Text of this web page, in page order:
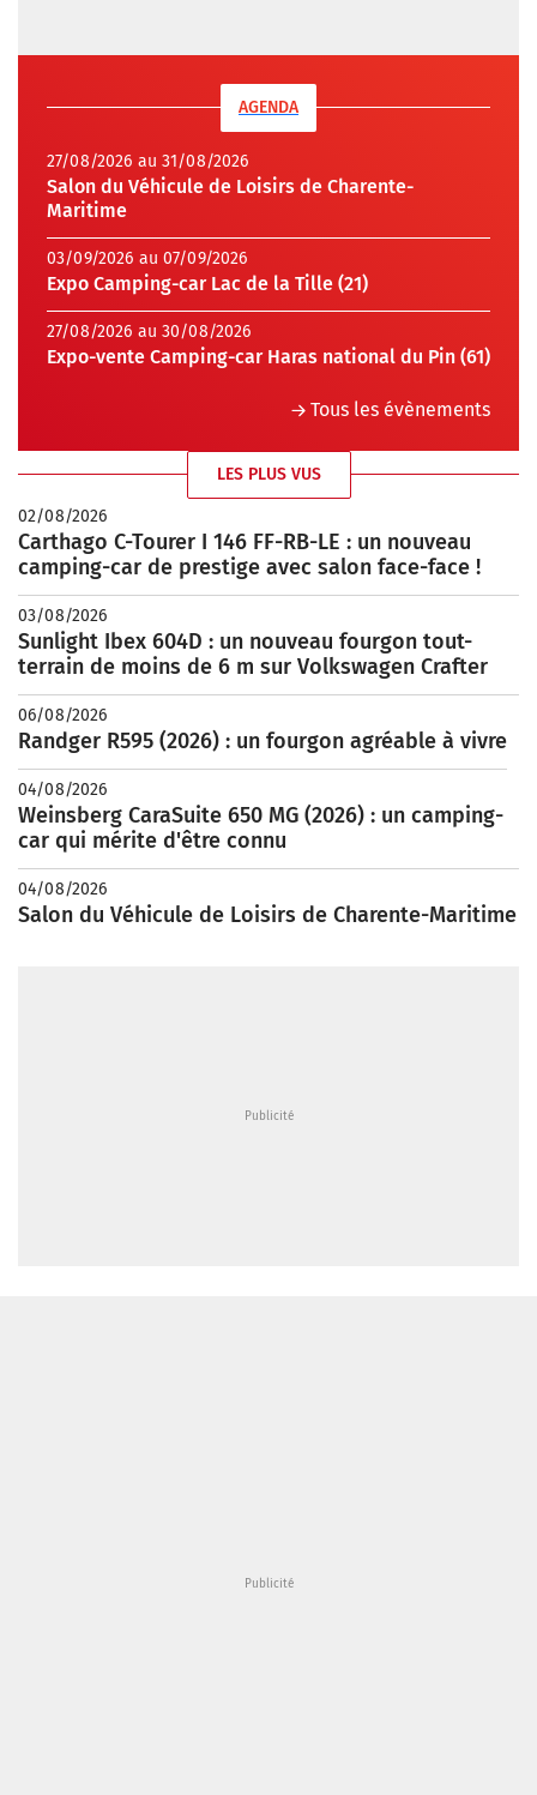
AGENDA
27/08/2026 au 31/08/2026
Salon du Véhicule de Loisirs de Charente-
Maritime
03/09/2026 au 07/09/2026
Expo Camping-car Lac de la Tille (21)
27/08/2026 au 30/08/2026
Expo-vente Camping-car Haras national du Pin (61)
Tous les évènements
LES PLUS VUS
02/08/2026
Carthago C-Tourer I 146 FF-RB-LE : un nouveau
camping-car de prestige avec salon face-face !
03/08/2026
Sunlight Ibex 604D : un nouveau fourgon tout-
terrain de moins de 6 m sur Volkswagen Crafter
06/08/2026
Randger R595 (2026) : un fourgon agréable à vivre
04/08/2026
Weinsberg CaraSuite 650 MG (2026) : un camping-
car qui mérite d'être connu
04/08/2026
Salon du Véhicule de Loisirs de Charente-Maritime